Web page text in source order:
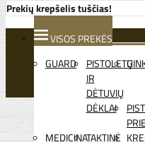
Prekių krepšelis tuščias!
VISOS PREKĖS
GUARD
PISTOLETŲ
IR
DĖTUVIŲ
DĖKLAI
MEDICINATAKTINĖ